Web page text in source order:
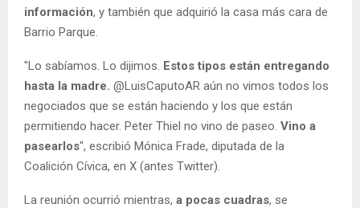
información, y también que adquirió la casa más cara de
Barrio Parque.
"Lo sabíamos. Lo dijimos. Estos tipos están entregando
hasta la madre. @LuisCaputoAR aún no vimos todos los
negociados que se están haciendo y los que están
permitiendo hacer. Peter Thiel no vino de paseo. Vino a
pasearlos", escribió Mónica Frade, diputada de la
Coalición Cívica, en X (antes Twitter).
La reunión ocurrió mientras, a pocas cuadras, se